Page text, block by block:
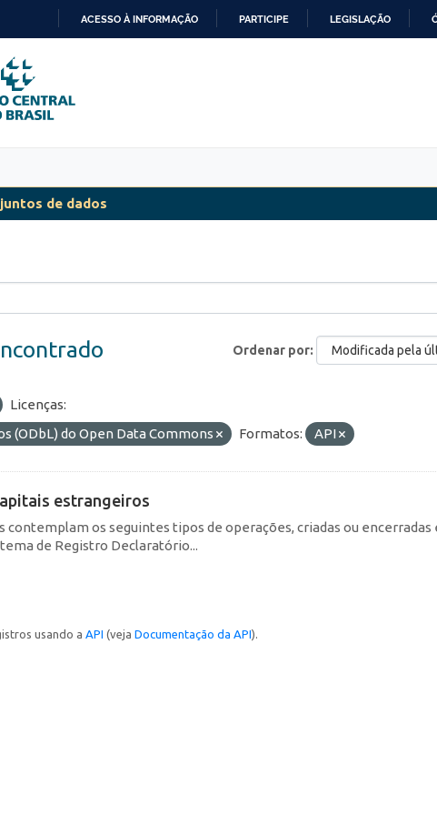
PARA
O
CONTEÚDO
ACESSO À INFORMAÇÃO PARTICIPE LEGISLAÇÃO
de dados
Ordenar por
Licenças:
(ODbL) do Open Data Commons
Formatos: API
estrangeiros
os seguintes tipos de operações, criadas ou encerradas
de Registro Declaratório...
usando a API (veja Documentação da API).